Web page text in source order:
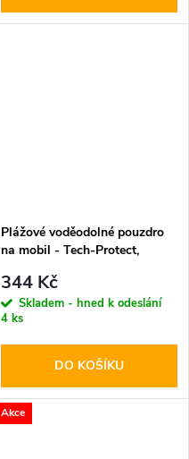
Plážové voděodolné pouzdro
na mobil - Tech-Protect,
344 Kč
Skladem - hned k odeslání
4 ks
DO KOŠÍKU
Akce